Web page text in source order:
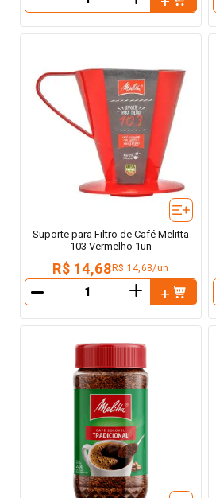
Suporte para Filtro de Café Melitta
103 Vermelho 1un
R$ 14,68 R$ 14,68/un
＋
－